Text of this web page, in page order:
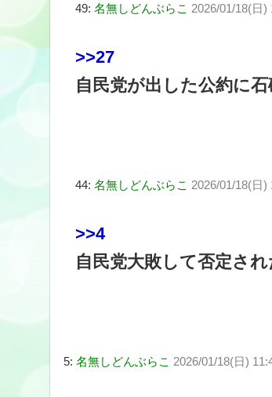
49: 名無しどんぶらこ 2026/01/18(日)
>>27
自民党が出した公約に
44: 名無しどんぶらこ 2026/01/18(日
>>4
自民党大敗して否定さ
5: 名無しどんぶらこ 2026/01/18(日)